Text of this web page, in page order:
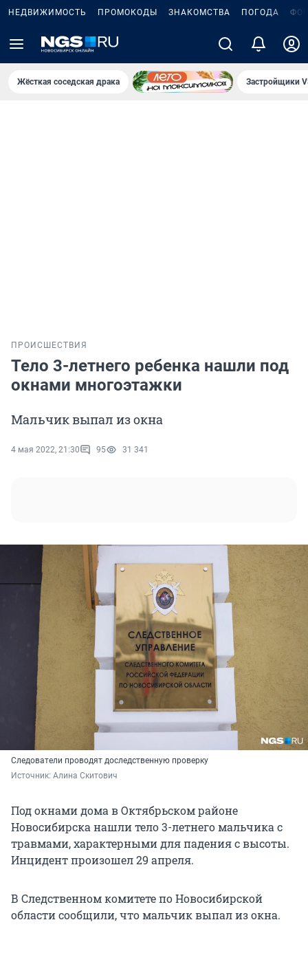
НЕДВИЖИМОСТЬ ПРОМОКОДЫ ЗНАКОМСТВА ПОГОДА
Жёсткая соседская драка Застройщики
ПРОИСШЕСТВИЯ
Тело 3-летнего ребенка нашли под
окнами многоэтажки
Мальчик выпал из окна
4 мая 2022, 21:30 95 31 341
Следователи проводят доследственную проверку
Источник: Алина Скитович
Под окнами дома в Октябрьском районе
Новосибирска нашли тело 3-летнего мальчика с
травмами, характерными для падения с высоты.
Инцидент произошел 29 апреля.
В Следственном комитете по Новосибирской
области сообщили, что мальчик выпал из окна.